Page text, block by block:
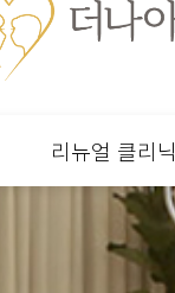
리뉴얼 클리닉
하위분류